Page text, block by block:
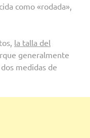
como «rodada»,
la talla del
generalmente
medidas de